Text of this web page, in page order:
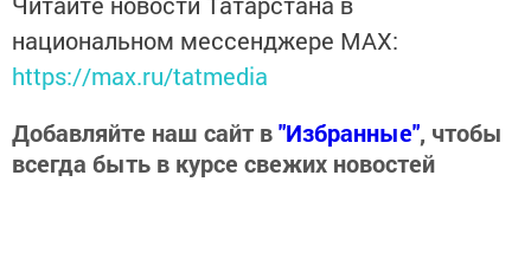
национальном мессенджере MАХ:
https://max.ru/tatmedia
Добавляйте наш сайт в"Избранные", чтобы
всегда быть в курсе свежих новостей